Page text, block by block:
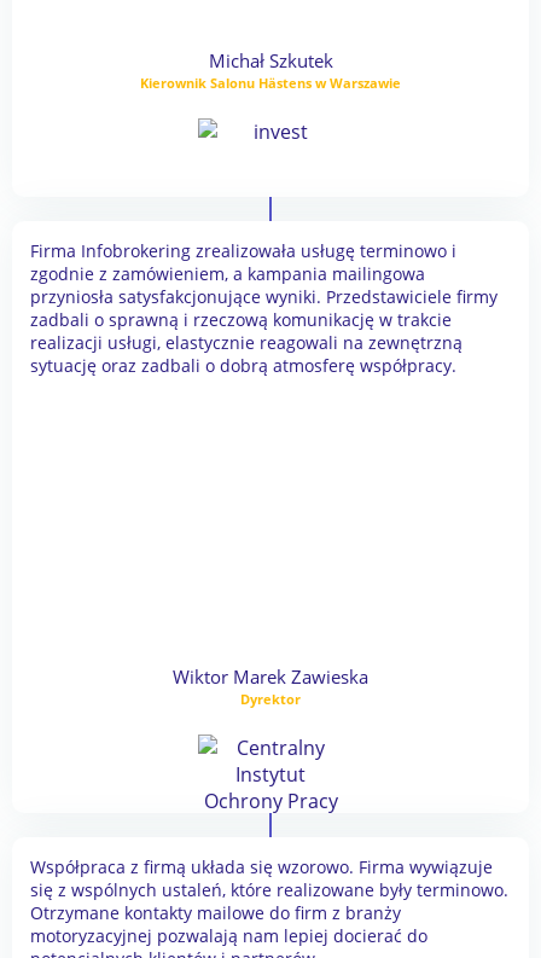
Michał Szkutek
Kierownik Salonu Hästens w Warszawie
Firma Infobrokering zrealizowała usługę terminowo i
zgodnie z zamówieniem, a kampania mailingowa
przyniosła satysfakcjonujące wyniki. Przedstawiciele firmy
zadbali o sprawną i rzeczową komunikację w trakcie
realizacji usługi, elastycznie reagowali na zewnętrzną
sytuację oraz zadbali o dobrą atmosferę współpracy.
Wiktor Marek Zawieska
Dyrektor
Współpraca z firmą układa się wzorowo. Firma wywiązuje
się z wspólnych ustaleń, które realizowane były terminowo.
Otrzymane kontakty mailowe do firm z branży
motoryzacyjnej pozwalają nam lepiej docierać do